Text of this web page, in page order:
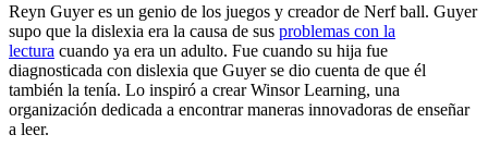
Reyn Guyer es un genio de los juegos y creador de Nerf ball. Guyer
supo que la dislexia era la causa de sus problemas con la
lectura cuando ya era un adulto. Fue cuando su hija fue
diagnosticada con dislexia que Guyer se dio cuenta de que él
también la tenía. Lo inspiró a crear Winsor Learning, una
organización dedicada a encontrar maneras innovadoras de enseñar
a leer.